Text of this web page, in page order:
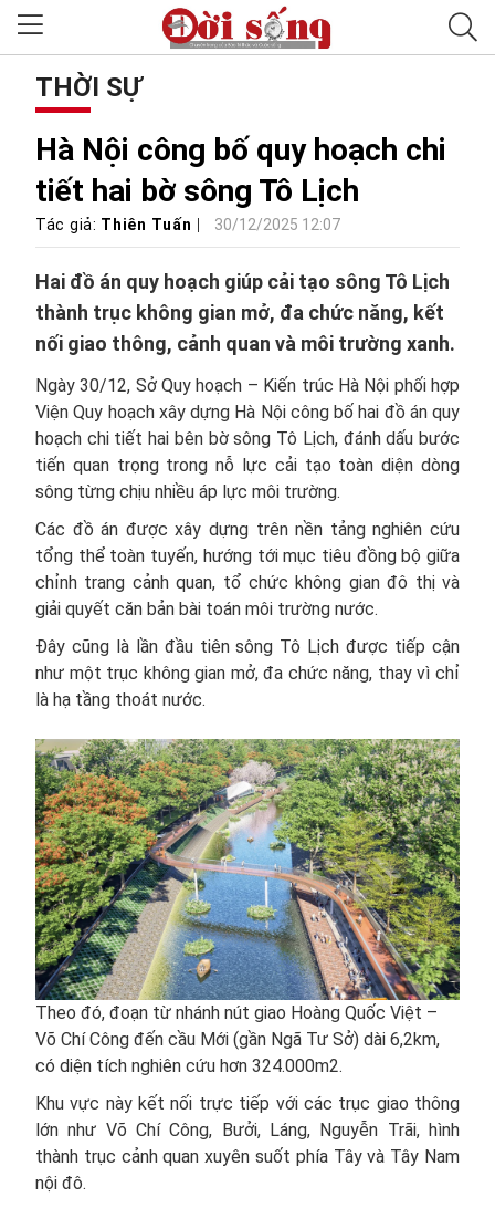
THỜI SỰ
Hà Nội công bố quy hoạch chi
tiết hai bờ sông Tô Lịch
Tác giả: Thiên Tuấn 30/12/2025 12:07
Hai đồ án quy hoạch giúp cải tạo sông Tô Lịch
thành trục không gian mở, đa chức năng, kết
nối giao thông, cảnh quan và môi trường xanh.
Ngày 30/12, Sở Quy hoạch – Kiến trúc Hà Nội phối hợp
Viện Quy hoạch xây dựng Hà Nội công bố hai đồ án quy
hoạch chi tiết hai bên bờ sông Tô Lịch, đánh dấu bước
tiến quan trọng trong nỗ lực cải tạo toàn diện dòng
sông từng chịu nhiều áp lực môi trường.
Các đồ án được xây dựng trên nền tảng nghiên cứu
tổng thể toàn tuyến, hướng tới mục tiêu đồng bộ giữa
chỉnh trang cảnh quan, tổ chức không gian đô thị và
giải quyết căn bản bài toán môi trường nước.
Đây cũng là lần đầu tiên sông Tô Lịch được tiếp cận
như một trục không gian mở, đa chức năng, thay vì chỉ
là hạ tầng thoát nước.
Theo đó, đoạn từ nhánh nút giao Hoàng Quốc Việt –
Võ Chí Công đến cầu Mới (gần Ngã Tư Sở) dài 6,2km,
có diện tích nghiên cứu hơn 324.000m2.
Khu vực này kết nối trực tiếp với các trục giao thông
lớn như Võ Chí Công, Bưởi, Láng, Nguyễn Trãi, hình
thành trục cảnh quan xuyên suốt phía Tây và Tây Nam
nội đô.